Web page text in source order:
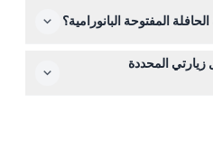
— يرجى التأكد عند الحجز).
قبل الحجز.
المفتوحة البانورامية؟
مفتوح تقدم مناظر خلابة
إلى جانب دخول المواقع
والتاريخ في تجربة
المحددة